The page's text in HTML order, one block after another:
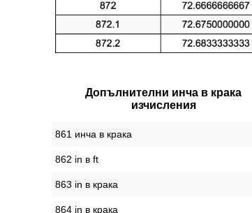
Допълнителни инча в крака
изчисления
861 инча в крака
862 in в ft
863 in в крака
864 in в крака